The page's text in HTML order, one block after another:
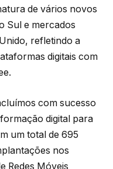
de vários novos
Sul e mercados
refletindo a
digitais com
com sucesso
digital para
um total de 695
nos
Redes Móveis